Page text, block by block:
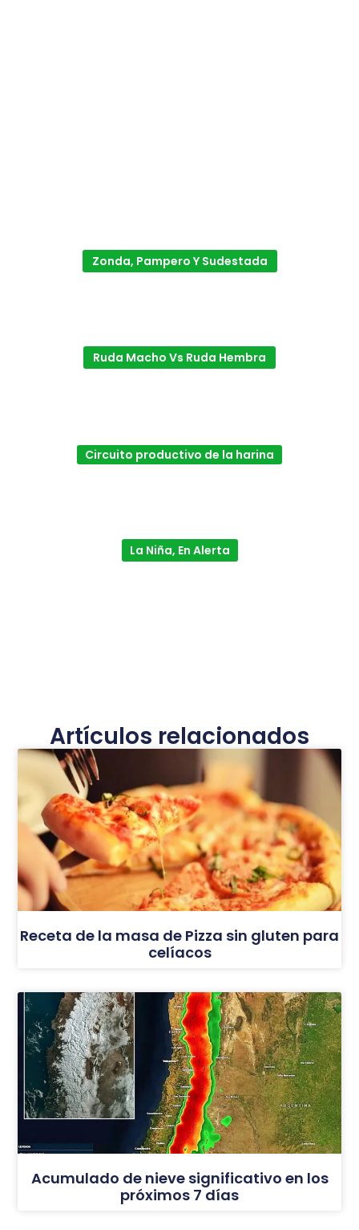
Zonda, Pampero Y Sudestada
Ruda Macho Vs Ruda Hembra
Circuito productivo de la harina
La Niña, En Alerta
Artículos relacionados
Receta de la masa de Pizza sin gluten para
celíacos
Acumulado de nieve significativo en los
próximos 7 días